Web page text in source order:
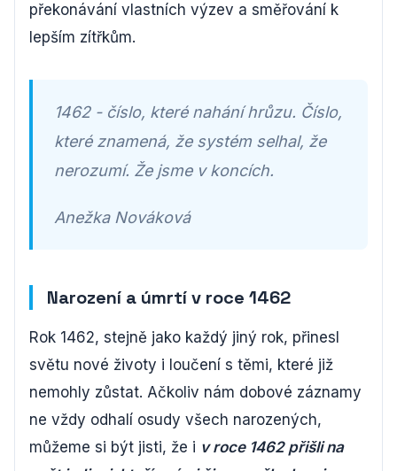
překonávání vlastních výzev a směřování k
lepším zítřkům.
1462 - číslo, které nahání hrůzu. Číslo,
které znamená, že systém selhal, že
nerozumí. Že jsme v koncích.
Anežka Nováková
Narození a úmrtí v roce 1462
Rok 1462, stejně jako každý jiný rok, přinesl
světu nové životy i loučení s těmi, které již
nemohly zůstat. Ačkoliv nám dobové záznamy
ne vždy odhalí osudy všech narozených,
můžeme si být jisti, že i v roce 1462 přišli na